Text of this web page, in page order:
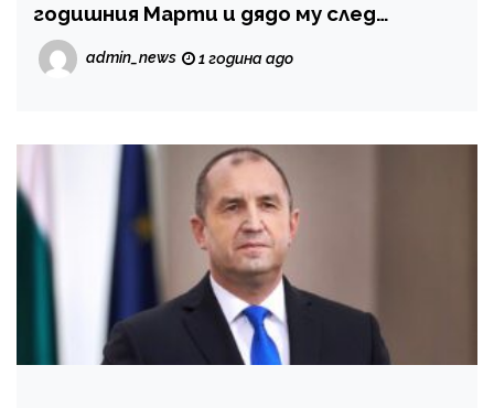
годишния Марти и дядо му след
Бригада Нов Дом
admin_news 1 година ago